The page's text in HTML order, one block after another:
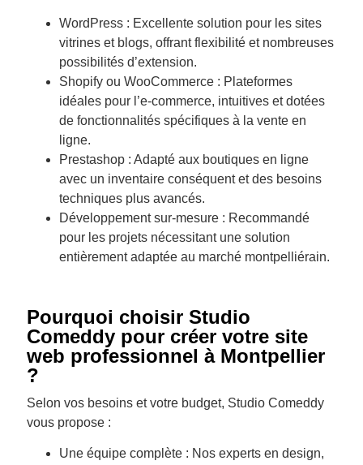
WordPress : Excellente solution pour les sites
vitrines et blogs, offrant flexibilité et nombreuses
possibilités d’extension.
Shopify ou WooCommerce : Plateformes
idéales pour l’e-commerce, intuitives et dotées
de fonctionnalités spécifiques à la vente en
ligne.
Prestashop : Adapté aux boutiques en ligne
avec un inventaire conséquent et des besoins
techniques plus avancés.
Développement sur-mesure : Recommandé
pour les projets nécessitant une solution
entièrement adaptée au marché montpelliérain.
Pourquoi choisir Studio
Comeddy pour créer votre site
web professionnel à Montpellier
?
Selon vos besoins et votre budget, Studio Comeddy
vous propose :
Une équipe complète : Nos experts en design,